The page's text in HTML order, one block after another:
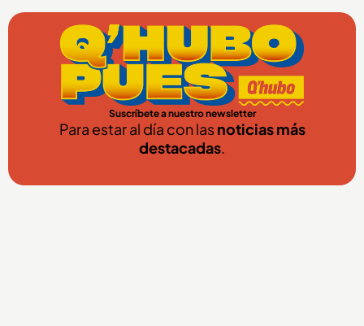
Suscríbete a nuestro newsletter
Para estar al día con lasnoticias más
destacadas.